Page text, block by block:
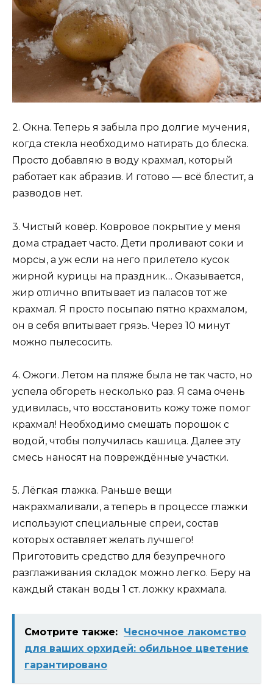
2. Окна. Теперь я забыла про долгие мучения,
когда стекла необходимо натирать до блеска.
Просто добавляю в воду крахмал, который
работает как абразив. И готово — всё блестит, а
разводов нет.
3. Чистый ковёр. Ковровое покрытие у меня
дома страдает часто. Дети проливают соки и
морсы, а уж если на него прилетело кусок
жирной курицы на праздник… Оказывается,
жир отлично впитывает из паласов тот же
крахмал. Я просто посыпаю пятно крахмалом,
он в себя впитывает грязь. Через 10 минут
можно пылесосить.
4. Ожоги. Летом на пляже была не так часто, но
успела обгореть несколько раз. Я сама очень
удивилась, что восстановить кожу тоже помог
крахмал! Необходимо смешать порошок с
водой, чтобы получилась кашица. Далее эту
смесь наносят на повреждённые участки.
5. Лёгкая глажка. Раньше вещи
накрахмаливали, а теперь в процессе глажки
используют специальные спреи, состав
которых оставляет желать лучшего!
Приготовить средство для безупречного
разглаживания складок можно легко. Беру на
каждый стакан воды 1 ст. ложку крахмала.
Смотрите также: Чесночное лакомство
для ваших орхидей: обильное цветение
гарантировано